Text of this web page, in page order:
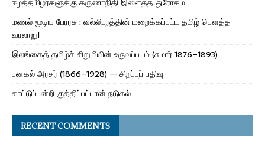
மணல் மூடிய பேரரசு : வல்லிபுரத்தின் மறைக்கப்பட்ட தமிழ் பௌத்த
வரலாறு!
இலங்கைத் தமிழ்ச் சிறுமியின் உருவப்படம் (சுமார் 1876–1893)
பனகல் அரசர் (1866–1928) — சிறப்புப் பதிவு
காட்டுப்பன்றி குத்திப்பட்டான் நடுகல்
RECENT COMMENTS